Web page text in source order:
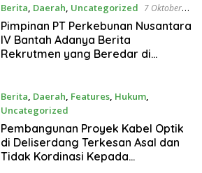
Berita, Daerah, Uncategorized 7 Oktober
2024
Pimpinan PT Perkebunan Nusantara
IV Bantah Adanya Berita
Rekrutmen yang Beredar di
Berita, Daerah, Features, Hukum,
Uncategorized
1 Oktober 2024
Pembangunan Proyek Kabel Optik
di Deliserdang Terkesan Asal dan
Tidak Kordinasi Kepada